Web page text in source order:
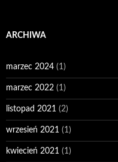
ARCHIWA
marzec 2024 (1)
marzec 2022 (1)
listopad 2021 (2)
wrzesień 2021 (1)
kwiecień 2021 (1)